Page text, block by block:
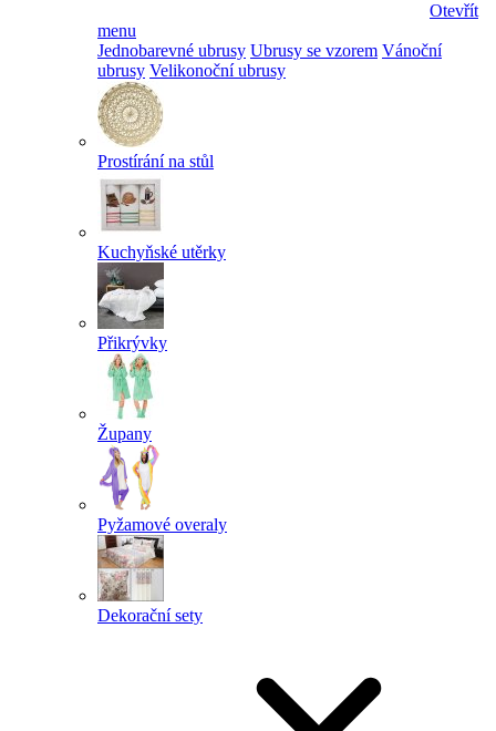
Otevřít
menu
Jednobarevné ubrusy Ubrusy se vzorem Vánoční
ubrusy Velikonoční ubrusy
Prostírání na stůl
Kuchyňské utěrky
Přikrývky
Župany
Pyžamové overaly
Dekorační sety